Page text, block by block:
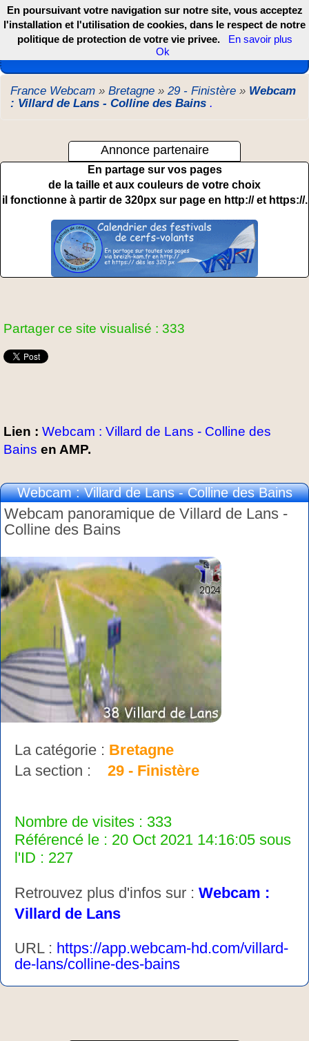
Les webcams de France, DOM TOM et COM
France Webcam » Bretagne » 29 - Finistère » Webcam
: Villard de Lans - Colline des Bains .
Annonce partenaire
En partage sur vos pages
de la taille et aux couleurs de votre choix
il fonctionne à partir de 320px sur page en http:// et https://.
Partager ce site visualisé : 333
Lien : Webcam : Villard de Lans - Colline des
Bains en AMP.
Webcam : Villard de Lans - Colline des Bains
Webcam panoramique de Villard de Lans -
Colline des Bains
La catégorie : Bretagne
La section : 29 - Finistère
Nombre de visites : 333
Référencé le : 20 Oct 2021 14:16:05 sous
l'ID : 227
Retrouvez plus d'infos sur : Webcam :
Villard de Lans
URL : https://app.webcam-hd.com/villard-
de-lans/colline-des-bains
En poursuivant votre navigation sur notre site, vous acceptez
l'installation et l'utilisation de cookies, dans le respect de notre
politique de protection de votre vie privee.
En savoir plus
Ok